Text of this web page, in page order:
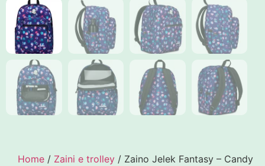
Home / Zaini e trolley / Zaino Jelek Fantasy – Candy